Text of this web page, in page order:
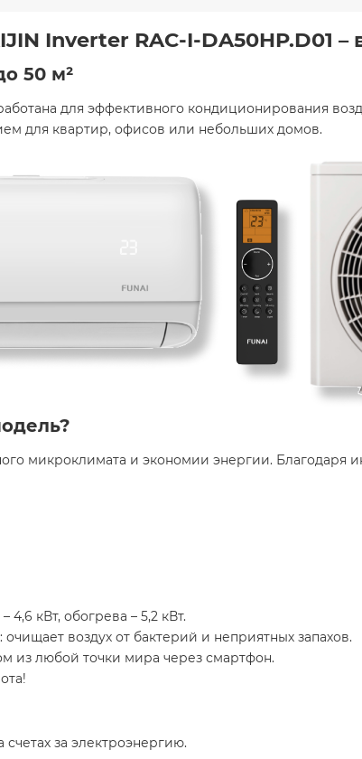
Inverter RAC-I-DA50HP.D01
50 м²
для эффективного кондиционирования
для квартир, офисов или небольших домов.​
микроклимата и экономии энергии. Благодаря
кВт, обогрева – 5,2 кВт.​
: очищает воздух от бактерий и неприятных запахов.​
из любой точки мира через смартфон.​
счетах за электроэнергию.​